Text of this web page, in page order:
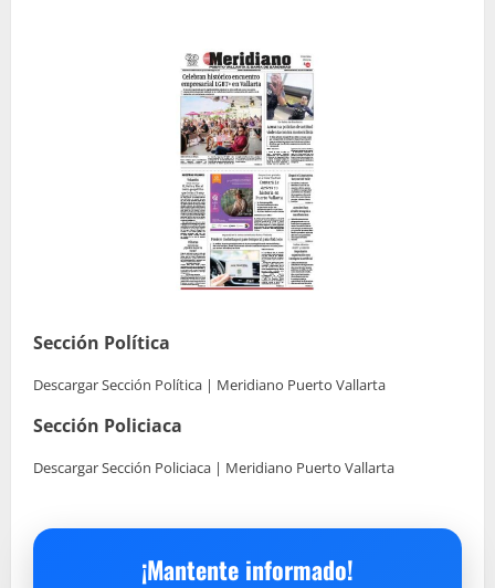
Sección Política
Descargar Sección Política | Meridiano Puerto Vallarta
Sección Policiaca
Descargar Sección Policiaca | Meridiano Puerto Vallarta
¡Mantente informado!